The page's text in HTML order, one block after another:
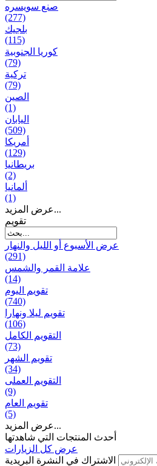
صنع سویسره
(277)
بلجيك
(115)
كوريا الجنوبية
(79)
تركية
(79)
الصين
(1)
اليابان
(509)
أمريكا
(129)
بریطانیا
(2)
ألمانيا
(1)
عرض المزيد...
تقويم
عرض الأسبوع أو الليل والنهار
(291)
علامة القمر والشمس
(14)
تقویم الیوم
(740)
تقويم ليلا ونهارا
(106)
التقويم الكامل
(73)
تقويم الشهر
(34)
التقويم العملی
(9)
تقويم العام
(5)
عرض المزيد...
أحدث المنتجات التي شاهدتها
عرض كل الزيارات
الاشتراك في النشرة البريدية